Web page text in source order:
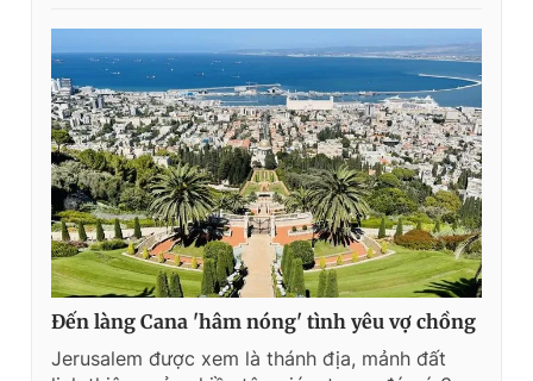
Đến làng Cana 'hâm nóng' tình yêu vợ chồng
Jerusalem được xem là thánh địa, mảnh đất